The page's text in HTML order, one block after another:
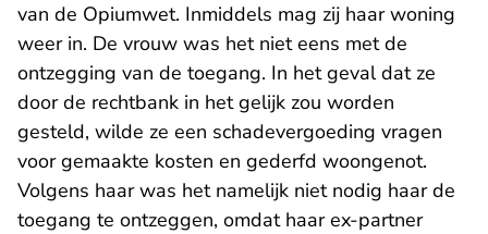
van de Opiumwet. Inmiddels mag zij haar woning
weer in. De vrouw was het niet eens met de
ontzegging van de toegang. In het geval dat ze
door de rechtbank in het gelijk zou worden
gesteld, wilde ze een schadevergoeding vragen
voor gemaakte kosten en gederfd woongenot.
Volgens haar was het namelijk niet nodig haar de
toegang te ontzeggen, omdat haar ex-partner